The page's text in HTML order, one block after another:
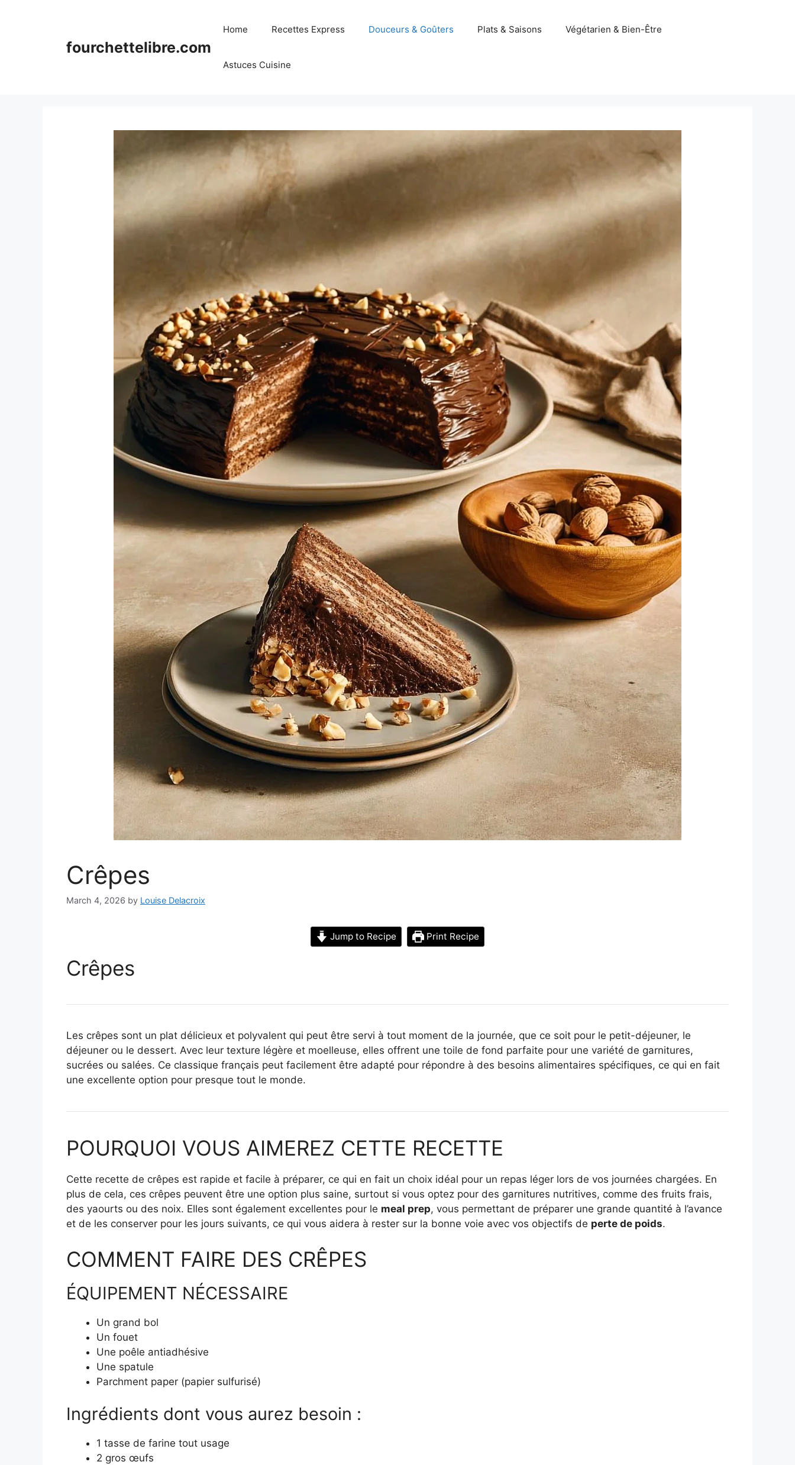
fourchettelibre.com
Home Recettes Express Douceurs & Goûters Plats & Saisons Végétarien & Bien-Être
Astuces Cuisine
Crêpes
March 4, 2026 by Louise Delacroix
Jump to Recipe Print Recipe
Crêpes
Les crêpes sont un plat délicieux et polyvalent qui peut être servi à tout moment de la journée, que ce soit pour le petit-déjeuner, le
déjeuner ou le dessert. Avec leur texture légère et moelleuse, elles offrent une toile de fond parfaite pour une variété de garnitures,
sucrées ou salées. Ce classique français peut facilement être adapté pour répondre à des besoins alimentaires spécifiques, ce qui en fait
une excellente option pour presque tout le monde.
POURQUOI VOUS AIMEREZ CETTE RECETTE
Cette recette de crêpes est rapide et facile à préparer, ce qui en fait un choix idéal pour un repas léger lors de vos journées chargées. En
plus de cela, ces crêpes peuvent être une option plus saine, surtout si vous optez pour des garnitures nutritives, comme des fruits frais,
des yaourts ou des noix. Elles sont également excellentes pour le meal prep, vous permettant de préparer une grande quantité à l’avance
et de les conserver pour les jours suivants, ce qui vous aidera à rester sur la bonne voie avec vos objectifs de perte de poids.
COMMENT FAIRE DES CRÊPES
ÉQUIPEMENT NÉCESSAIRE
Un grand bol
Un fouet
Une poêle antiadhésive
Une spatule
Parchment paper (papier sulfurisé)
Ingrédients dont vous aurez besoin :
1 tasse de farine tout usage
2 gros œufs